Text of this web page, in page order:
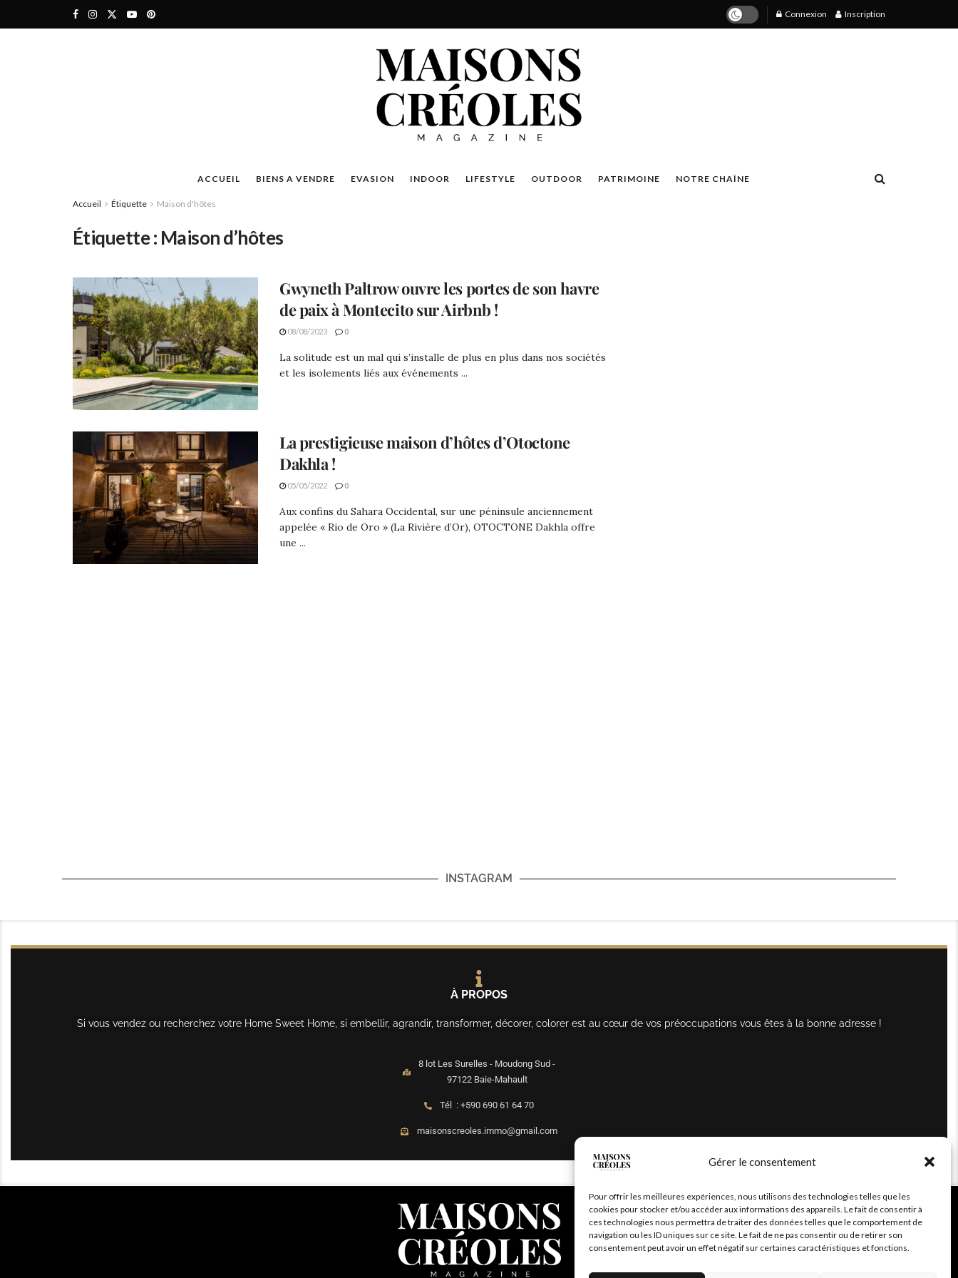
Gérer le consentement
Pour offrir les meilleures expériences, nous utilisons des technologies telles que les
cookies pour stocker et/ou accéder aux informations des appareils. Le fait de consentir à
ces technologies nous permettra de traiter des données telles que le comportement de
navigation ou les ID uniques sur ce site. Le fait de ne pas consentir ou de retirer son
consentement peut avoir un effet négatif sur certaines caractéristiques et fonctions.
Connexion Inscription
ACCUEIL BIENS A VENDRE EVASION INDOOR LIFESTYLE OUTDOOR PATRIMOINE NOTRE CHAÎNE
Accueil Étiquette Maison d'hôtes
Étiquette : Maison d’hôtes
Gwyneth Paltrow ouvre les portes de son havre
de paix à Montecito sur Airbnb !
08/08/2023 0
La solitude est un mal qui s’installe de plus en plus dans nos sociétés
et les isolements liés aux événements ...
La prestigieuse maison d’hôtes d’Otoctone
Dakhla !
05/05/2022 0
Aux confins du Sahara Occidental, sur une péninsule anciennement
appelée « Rio de Oro » (La Rivière d’Or), OTOCTONE Dakhla offre
une ...
INSTAGRAM
À PROPOS
Si vous vendez ou recherchez votre Home Sweet Home, si embellir, agrandir, transformer, décorer, colorer est au cœur de vos préoccupations vous êtes à la bonne adresse !
8 lot Les Surelles - Moudong Sud -
97122 Baie-Mahault
Tél : +590 690 61 64 70
maisonscreoles.immo@gmail.com